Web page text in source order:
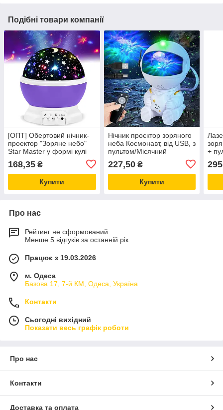
Подібні товари компанії
[ОПТ] Обертовий нічник-
проектор "Зоряне небо"
Star Master у формі кулі
168,35 ₴
Купити
Нічник проєктор зоряного
неба Космонавт, від USB, з
пультом/Місячний
проєкцією
227,50₴
Купити
+
Про нас
Рейтинг не сформований
Менше 5 відгуків за останній рік
Працює з 19.03.2026
м. Одеса
Базова 17, 7-й КМ, Одеса, Україна
Контакти
Сьогодні вихідний
Показати весь графік роботи
Про нас
Контакти
Доставка та оплата